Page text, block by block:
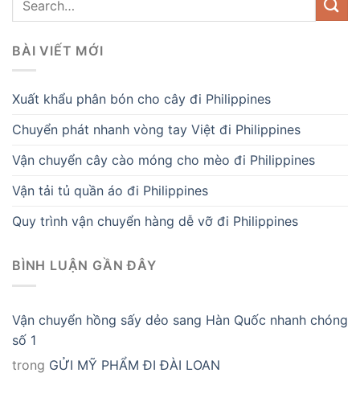
BÀI VIẾT MỚI
Xuất khẩu phân bón cho cây đi Philippines
Chuyển phát nhanh vòng tay Việt đi Philippines
Vận chuyển cây cào móng cho mèo đi Philippines
Vận tải tủ quần áo đi Philippines
Quy trình vận chuyển hàng dễ vỡ đi Philippines
BÌNH LUẬN GẦN ĐÂY
Vận chuyển hồng sấy dẻo sang Hàn Quốc nhanh chóng
số 1
trong GỬI MỸ PHẨM ĐI ĐÀI LOAN